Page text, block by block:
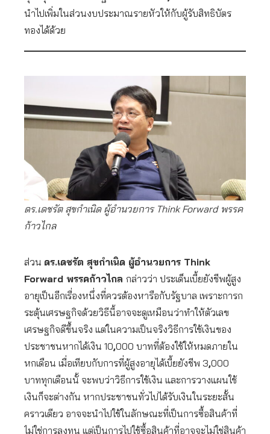
นำไปเพิ่มในส่วนงบประมาณรายหัวให้กับผู้รับสิทธิบัตร
ทองได้ด้วย
ดร.เดชรัต สุขกำเนิด ผู้อำนวยการ Think Forward พรรค
ก้าวไกล
ส่วน ดร.เดชรัต สุขกำเนิด ผู้อำนวยการ Think
Forward พรรคก้าวไกล กล่าวว่า ประเด็นเบี้ยยังชีพผู้สูง
อายุเป็นอีกเรื่องหนึ่งที่ควรต้องหารือกับรัฐบาล เพราะการก
ระตุ้นเศรษฐกิจด้วยวิธีนี้อาจจะดูเหมือนว่าทำให้ตัวเลข
เศรษฐกิจดีขึ้นจริง แต่ในความเป็นจริงวิธีการใช้เงินของ
ประชาชนหากได้เงิน 10,000 บาทที่ต้องใช้ให้หมดภายใน
หกเดือน เมื่อเทียบกับการที่ผู้สูงอายุได้เบี้ยยังชีพ 3,000
บาททุกเดือนนั้ จะพบว่าวิธีการใช้เงิน และการวางแผนใช้
เงินก็จะต่างกัน หากประชาชนทั่วไปได้รับเงินในระยะสั้น
คราวเดียว อาจจะนำไปใช้ในลักษณะที่เป็นการซื้อสินค้าที่
ไม่ใช่การลงทุน แต่เป็นการไปใช้ซื้อสินค้าที่อาจจะไม่ใช่สินค้า